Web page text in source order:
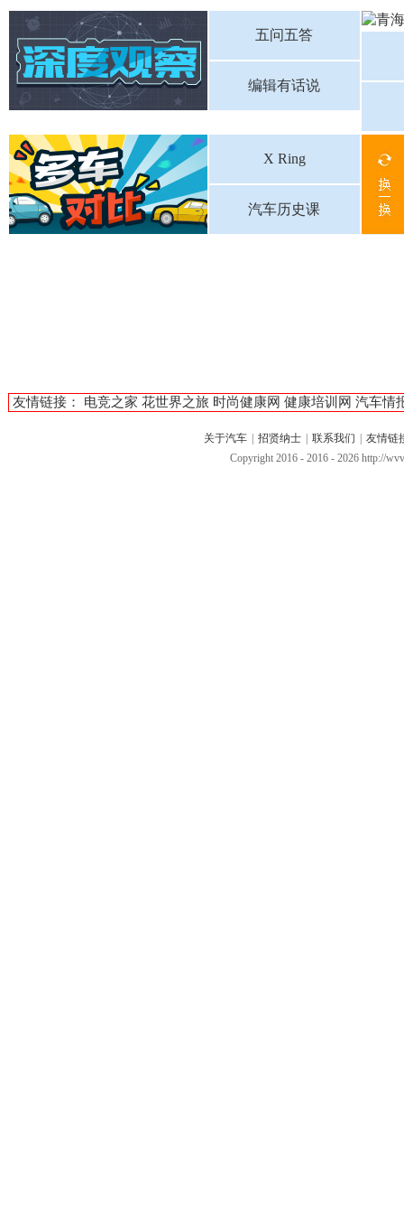
五问五答
编辑有话说
X Ring
汽车历史课
友情链接： 电竞之家 花世界之旅 时尚健康网 健康培训网 汽车情
关于汽车 招贤纳士 联系我们
友情链
Copyright 2016 - 2016 -2026 http://